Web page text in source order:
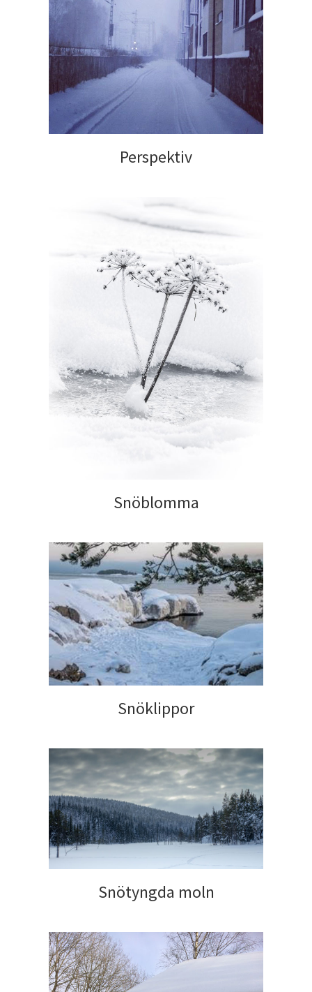
Perspektiv
Snöblomma
Snöklippor
Snötyngda moln